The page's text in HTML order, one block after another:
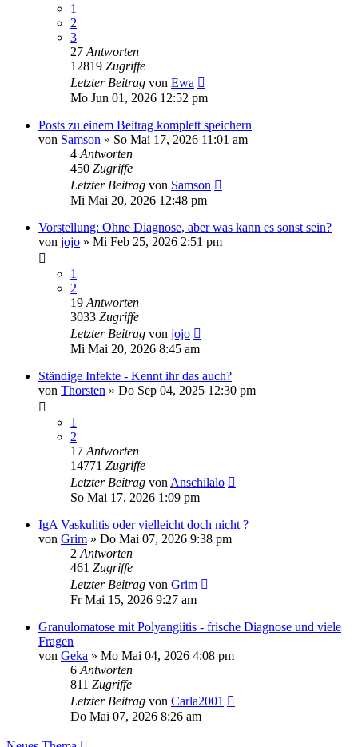
1
2
3
27 Antworten
12819 Zugriffe
Letzter Beitrag von Ewa
Mo Jun 01, 2026 12:52 pm
Posts zu einem Beitrag komplett speichern
von Samson » So Mai 17, 2026 11:01 am
4 Antworten
450 Zugriffe
Letzter Beitrag von Samson
Mi Mai 20, 2026 12:48 pm
Vorstellung: Ohne Diagnose, aber was kann es sonst sein?
von jojo » Mi Feb 25, 2026 2:51 pm
1
2
19 Antworten
3033 Zugriffe
Letzter Beitrag von jojo
Mi Mai 20, 2026 8:45 am
Ständige Infekte - Kennt ihr das auch?
von Thorsten » Do Sep 04, 2025 12:30 pm
1
2
17 Antworten
14771 Zugriffe
Letzter Beitrag von Anschilalo
So Mai 17, 2026 1:09 pm
IgA Vaskulitis oder vielleicht doch nicht ?
von Grim » Do Mai 07, 2026 9:38 pm
2 Antworten
461 Zugriffe
Letzter Beitrag von Grim
Fr Mai 15, 2026 9:27 am
Granulomatose mit Polyangiitis - frische Diagnose und viele
Fragen
von Geka » Mo Mai 04, 2026 4:08 pm
6 Antworten
811 Zugriffe
Letzter Beitrag von Carla2001
Do Mai 07, 2026 8:26 am